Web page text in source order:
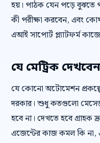
হয়। পাঠক যেন পড়ে বুঝতে
কী পরীক্ষা করবেন, এবং
এআই সাপোর্ট প্ল্যাটফর্ম
যে মেট্রিক দেখবেন
যে কোনো অটোমেশন
দরকার। শুধু কতগুলো
হবে না। দেখতে হবে গ্রাহক
এজেন্টের কাজ কমল কি না,